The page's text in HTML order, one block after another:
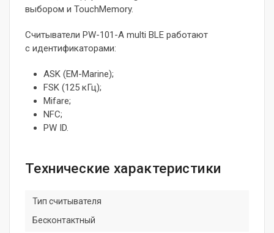
выбором и TouchMemory.
Считыватели PW-101-A multi BLE работают
c идентификаторами:
ASK (EM-Marine);
FSK (125 кГц);
Mifare;
NFC;
PW ID.
Технические характеристики
Тип считывателя
Бесконтактный